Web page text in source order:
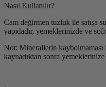
Nasıl Kullanılır?
Cam değirmen tuzluk ile satışa
yapıdadır, yemeklerinizde ve
Not: Minerallerin
kaynadıktan sonra